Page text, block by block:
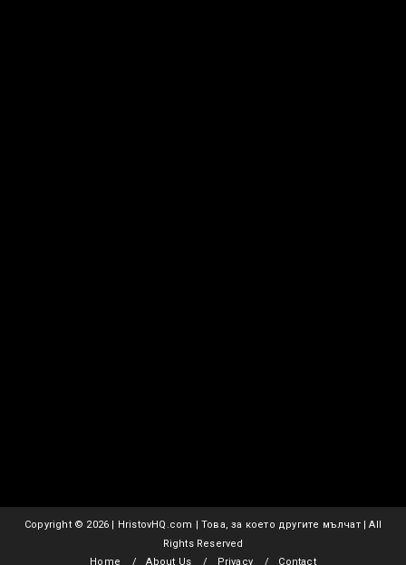
Copyright © 2026 | HristovHQ.com | Това, за което другите мълчат | All
Rights Reserved
Home
About Us Privacy Contact